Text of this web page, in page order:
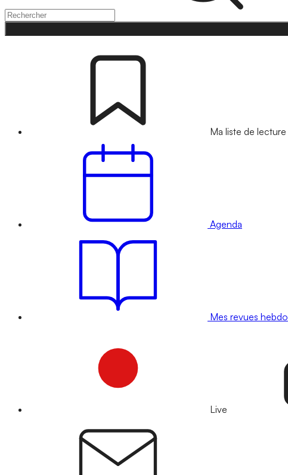
Ma liste de lecture
Agenda
Mes revues hebdo
Live